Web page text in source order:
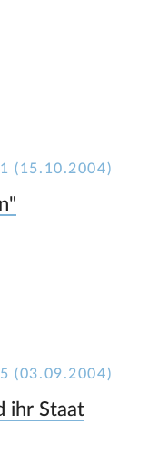
(15.10.2004)
(03.09.2004)
ihr Staat